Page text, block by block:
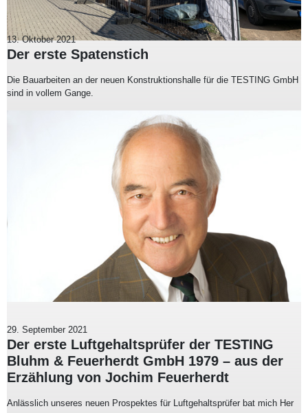
13. Oktober 2021
Der erste Spatenstich
Die Bauarbeiten an der neuen Konstruktionshalle für die TESTING GmbH
sind in vollem Gange.
29. September 2021
Der erste Luftgehaltsprüfer der TESTING
Bluhm & Feuerherdt GmbH 1979 – aus der
Erzählung von Jochim Feuerherdt
Anlässlich unseres neuen Prospektes für Luftgehaltsprüfer bat mich Her